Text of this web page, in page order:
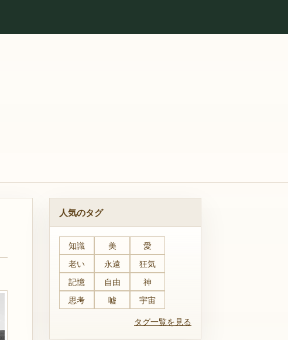
人気のタグ
知識 美
愛
老い
永遠
狂気
記憶
自由
神
思考
嘘 宇宙
タグ一覧を見る